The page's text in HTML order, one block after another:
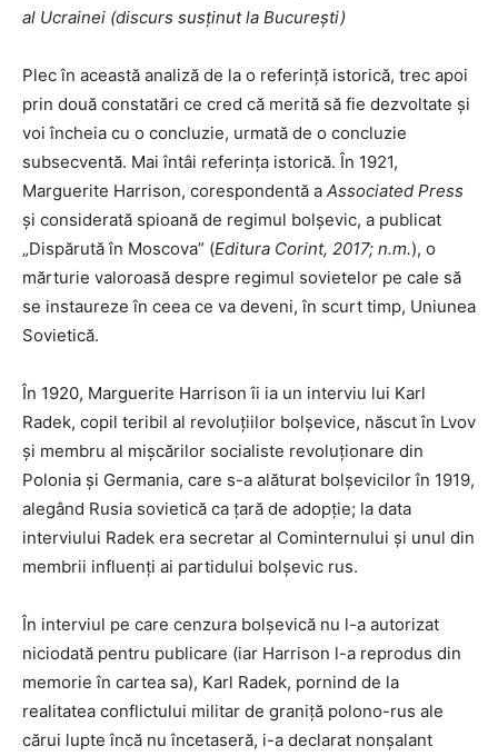
al Ucrainei (discurs susținut la București)
Plec în această analiză de la o referință istorică, trec apoi
prin două constatări ce cred că merită să fie dezvoltate și
voi încheia cu o concluzie, urmată de o concluzie
subsecventă. Mai întâi referința istorică. În 1921,
Marguerite Harrison, corespondentă a Associated Press
și considerată spioană de regimul bolșevic, a publicat
„Dispărută în Moscova” (Editura Corint, 2017; n.m.), o
mărturie valoroasă despre regimul sovietelor pe cale să
se instaureze în ceea ce va deveni, în scurt timp, Uniunea
Sovietică.
În 1920, Marguerite Harrison îi ia un interviu lui Karl
Radek, copil teribil al revoluțiilor bolșevice, născut în Lvov
și membru al mișcărilor socialiste revoluționare din
Polonia și Germania, care s-a alăturat bolșevicilor în 1919,
alegând Rusia sovietică ca țară de adopție; la data
interviului Radek era secretar al Cominternului și unul din
membrii influenți ai partidului bolșevic rus.
În interviul pe care cenzura bolșevică nu l-a autorizat
niciodată pentru publicare (iar Harrison l-a reprodus din
memorie în cartea sa), Karl Radek, pornind de la
realitatea conflictului militar de graniță polono-rus ale
cărui lupte încă nu încetaseră, i-a declarat nonșalant